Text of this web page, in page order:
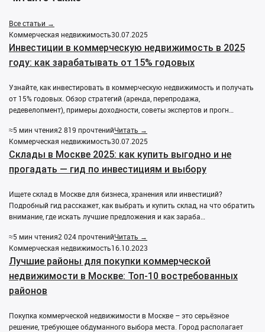
Все статьи →
Коммерческая недвижимость30.07.2025
Инвестиции в коммерческую недвижимость в 2025
году: как зарабатывать от 15% годовых
Узнайте, как инвестировать в коммерческую недвижимость и получать
от 15% годовых. Обзор стратегий (аренда, перепродажа,
редевелопмент), примеры доходности, советы экспертов и прогн…
≈5 мин чтения2 819 прочтенийЧитать →
Коммерческая недвижимость30.07.2025
Склады в Москве 2025: как купить выгодно и не
прогадать — гид по инвестициям и выбору
Ищете склад в Москве для бизнеса, хранения или инвестиций?
Подробный гид расскажет, как выбрать и купить склад, на что обратить
внимание, где искать лучшие предложения и как зараба…
≈5 мин чтения2 024 прочтенийЧитать →
Коммерческая недвижимость16.10.2023
Лучшие районы для покупки коммерческой
недвижимости в Москве: Топ-10 востребованных
районов
Покупка коммерческой недвижимости в Москве – это серьёзное
решение, требующее обдуманного выбора места. Город располагает